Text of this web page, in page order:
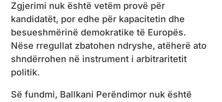
Zgjerimi nuk është vetëm provë për
kandidatët, por edhe për kapacitetin dhe
besueshmërinë demokratike të Europës.
Nëse rregullat zbatohen ndryshe, atëherë ato
shndërrohen në instrument i arbitraritetit
politik.
Së fundmi, Ballkani Perëndimor nuk është